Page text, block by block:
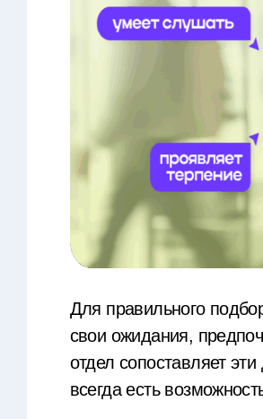
Для правильного
свои ожидания,
отдел сопоставляет
всегда есть